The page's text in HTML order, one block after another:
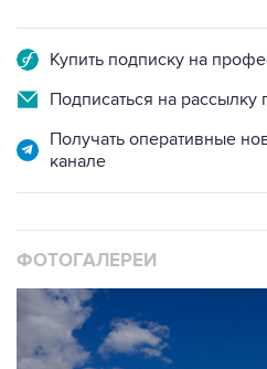
Купить подписку на
Подписаться на рассылку
Получать оперативные
канале
ФОТОГАЛЕРЕИ